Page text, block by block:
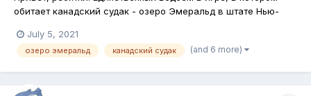
обитает канадский судак - озеро Эмеральд в штате Нью-
красивой чешуёй. Ловить канадского судака мы будем на
любые снасти, а вот подставками для удилищ пользоваться
July 5, 2021
озеро эмеральд канадский судак (and 6 more)